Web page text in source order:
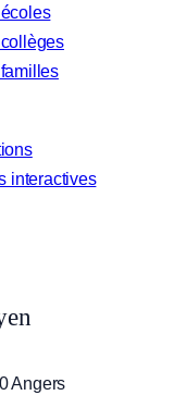
interactives
Angers